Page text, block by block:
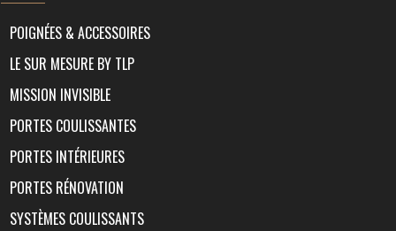
POIGNÉES & ACCESSOIRES
LE SUR MESURE BY TLP
MISSION INVISIBLE
PORTES COULISSANTES
PORTES INTÉRIEURES
PORTES RÉNOVATION
SYSTÈMES COULISSANTS